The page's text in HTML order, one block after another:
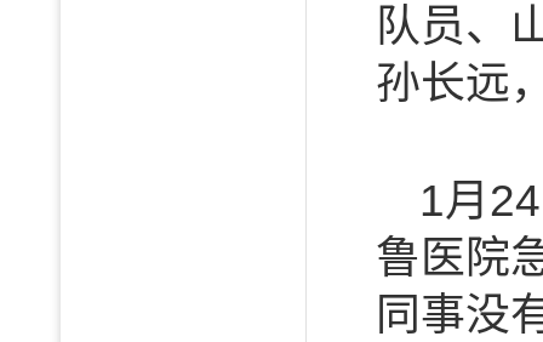
队员、
孙长远
1月
鲁医院
同事没